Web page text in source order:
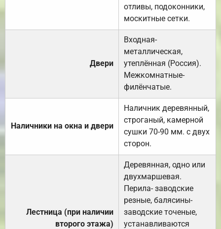
отливы, подоконники,
москитные сетки.
Двери
Входная-
металлическая,
утеплённая (Россия).
Межкомнатные-
филёнчатые.
Наличники на окна и двери
Наличник деревянный,
строганый, камерной
сушки 70-90 мм. с двух
сторон.
Лестница (при наличии
второго этажа)
Деревянная, одно или
двухмаршевая.
Перила- заводские
резные, балясины-
заводские точеные,
устанавливаются